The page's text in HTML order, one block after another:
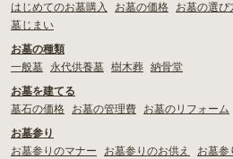
はじめてのお墓購入
お墓の価格 お墓の選び
墓じまい
お墓の種類
一般墓
永代供養墓 樹木葬 納骨堂
お墓を建てる
墓石の価格
お墓の管理費
お墓のリフォーム
お墓参り
お墓参りのマナー
お墓参りのお供え お墓参